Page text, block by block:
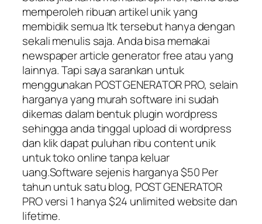
memperoleh ribuan artikel unik yang
membidik semua ltk tersebut hanya dengan
sekali menulis saja. Anda bisa memakai
newspaper article generator free atau yang
lainnya. Tapi saya sarankan untuk
menggunakan POST GENERATOR PRO, selain
harganya yang murah software ini sudah
dikemas dalam bentuk plugin wordpress
sehingga anda tinggal upload di wordpress
dan klik dapat puluhan ribu content unik
untuk toko online tanpa keluar
uang.Software sejenis harganya $50 Per
tahun untuk satu blog, POST GENERATOR
PRO versi 1 hanya $24 unlimited website dan
lifetime.